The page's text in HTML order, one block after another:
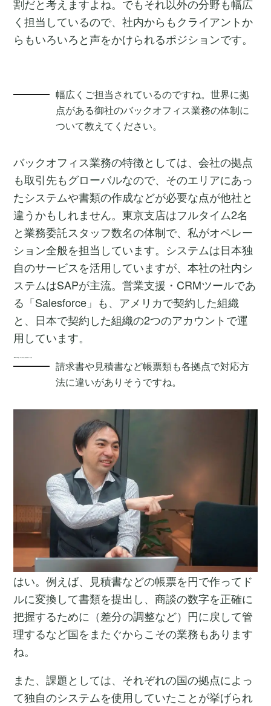
割だと考えますよね。でもそれ以外の分野も幅広
く担当しているので、社内からもクライアントか
らもいろいろと声をかけられるポジションです。
幅広くご担当されているのですね。世界に拠
点がある御社のバックオフィス業務の体制に
ついて教えてください。
バックオフィス業務の特徴としては、会社の拠点
も取引先もグローバルなので、そのエリアにあっ
たシステムや書類の作成などが必要な点が他社と
違うかもしれません。東京支店はフルタイム2名
と業務委託スタッフ数名の体制で、私がオペレー
ション全般を担当しています。システムは日本独
自のサービスを活用していますが、本社の社内シ
ステムはSAPが主流。営業支援・CRMツールであ
る「Salesforce」も、アメリカで契約した組織
と、日本で契約した組織の2つのアカウントで運
用しています。
請求書や見積書など帳票類も各拠点で対応方
法に違いがありそうですね。
はい。例えば、見積書などの帳票を円で作ってド
ルに変換して書類を提出し、商談の数字を正確に
把握するために（差分の調整など）円に戻して管
理するなど国をまたぐからこその業務もあります
ね。
また、課題としては、それぞれの国の拠点によっ
て独自のシステムを使用していたことが挙げられ